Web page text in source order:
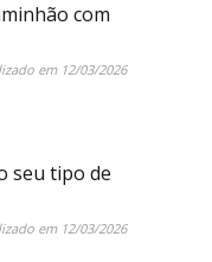
com
em 12/03/2026
seu tipo de
em 12/03/2026